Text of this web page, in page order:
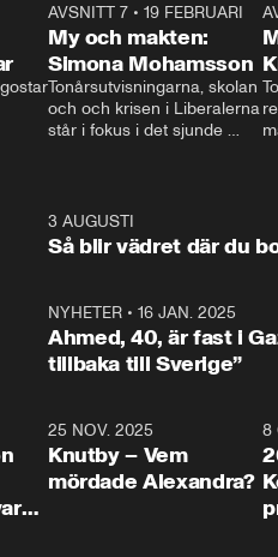
vi
24:30
AVSNITT 7• 19 FEBRUARI
My och makten:
Simona Mohamsson
Tonårsutvisningarna, skolan
och och krisen i Liberalerna
står i fokus i det sjunde
kommentator My
Rohwedder ställer
utbildnings- och
Mohamsson till svars.
3 AUGUSTI
Så blir vädret där du
NYHETER• 16 JAN. 2025
Ahmed, 40, är fast i
tillbaka till Sverige”
31:05
25 NOV. 2025
Knutby – Vem
mördade Alexandra?
8